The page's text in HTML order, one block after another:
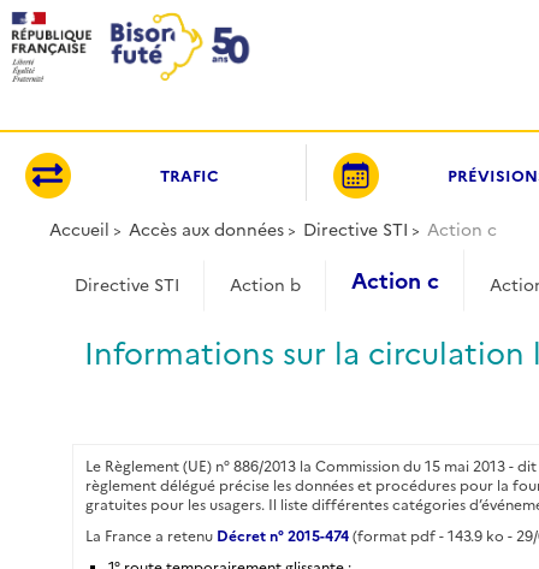
TRAFIC
Accueil Accès aux données Directive STI Action c
Directive STI Action b Action c
Informations sur la circulation
Le Règlement (UE) n° 886/2013 la Commission du 15 mai 2013 -
règlement délégué précise les données et procédures pour la
gratuites pour les usagers. Il liste différentes catégories
La France a retenu Décret n° 2015-474 (format pdf - 143.9 ko - 29/
Panneau de gestion des cookies